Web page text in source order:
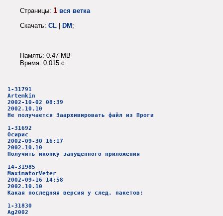
Страницы: 1 вся ветка
Скачать: CL DM ;
Память: 0.47 MB
Время: 0.015 c
1-31791
Artemkin
2002-10-02 08:39
2002.10.10
Не получается Заархивировать файл из Проги
1-31692
Осирис
2002-09-30 16:17
2002.10.10
Получить иконку запущенного приложения
14-31985
MaximatorVeter
2002-09-16 14:58
2002.10.10
Какая последняя версия у след. пакетов:
1-31830
Ag2002